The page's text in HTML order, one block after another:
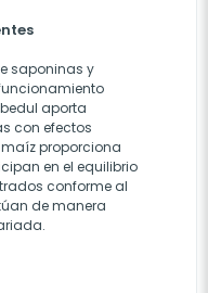
saponinas y
aporta
con efectos
maíz proporciona
en el equilibrio
conforme al
de manera